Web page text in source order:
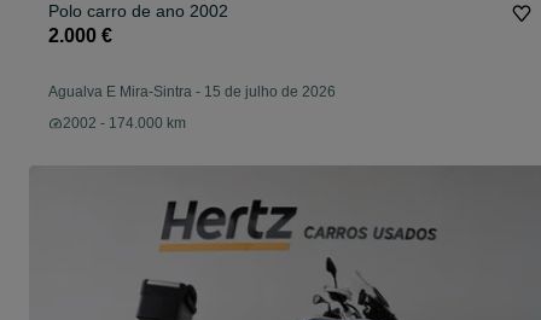
Polo carro de ano 2002
2.000 €
Agualva E Mira-Sintra - 15 de julho de 2026
2002 - 174.000 km